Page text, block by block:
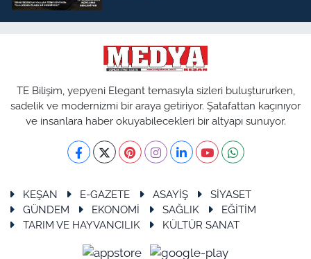
TE Bilişim, yepyeni Elegant temasıyla sizleri buluştururken,
sadelik ve modernizmi bir araya getiriyor. Şatafattan kaçınıyor
ve insanlara haber okuyabilecekleri bir altyapı sunuyor.
KEŞAN E-GAZETE ASAYİŞ
SİYASET
GÜNDEM
EKONOMİ SAĞLIK
EĞİTİM
TARIM VE HAYVANCILIK
KÜLTÜR SANAT